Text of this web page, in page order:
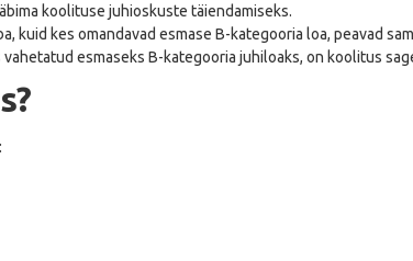
koolituse juhioskuste täiendamiseks.
kuid kes omandavad esmase B-kategooria loa, peavad
esmaseks B-kategooria juhiloaks, on koolitus